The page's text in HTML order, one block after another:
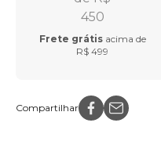
Frete grátis acima de
R$ 499
Compartilhar